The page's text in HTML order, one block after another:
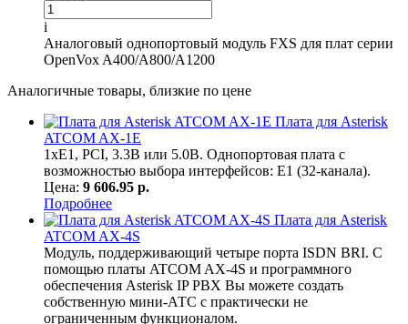
i
Аналоговый однопортовый модуль FXS для плат серии
OpenVox A400/A800/A1200
Аналогичные товары, близкие по цене
Плата для Asterisk
ATCOM AX-1E
1xE1, PCI, 3.3В или 5.0В. Однопортовая плата с
возможностью выбора интерфейсов: E1 (32-канала).
Цена: 9 606.95 р.
Подробнее
Плата для Asterisk
ATCOM AX-4S
Модуль, поддерживающий четыре порта ISDN BRI. С
помощью платы ATCOM AX-4S и программного
обеспечения Asterisk IP PBX Вы можете создать
собственную мини-АТС с практически не
ограниченным функционалом.